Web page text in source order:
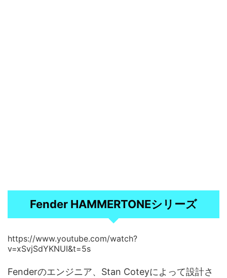
Fender HAMMERTONEシリーズ
https://www.youtube.com/watch?
v=xSvjSdYKNUI&t=5s
Fenderのエンジニア、Stan Coteyによって設計さ